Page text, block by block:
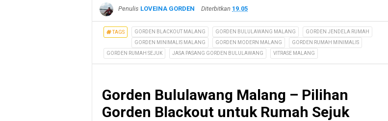
Penulis LOVEINA GORDEN Diterbitkan 19.05
TAGS GORDEN BLACKOUT MALANG GORDEN BULULAWANG MALANG
GORDEN JENDELA RUMAH
GORDEN MINIMALIS MALANG
GORDEN MODERN MALANG
GORDEN RUMAH MINIMALIS
GORDEN RUMAH SEJUK
JASA PASANG GORDEN BULULAWANG VITRASE MALANG
Gorden Bululawang Malang – Pilihan
Gorden Blackout untuk Rumah Sejuk